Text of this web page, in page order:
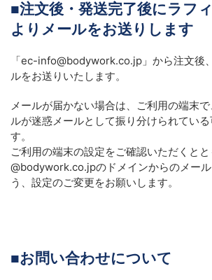
■注文後・発送完了後にラフ
よりメールをお送りします
「ec-info@bodywork.co.jp」から注文後
ルをお送りいたします。
メールが届かない場合は、ご利用の端末
ルが迷惑メールとして振り分けられてい
す。
ご利用の端末の設定をご確認いただくとと
@bodywork.co.jpのドメインからのメー
う、設定のご変更をお願いします。
■お問い合わせについて